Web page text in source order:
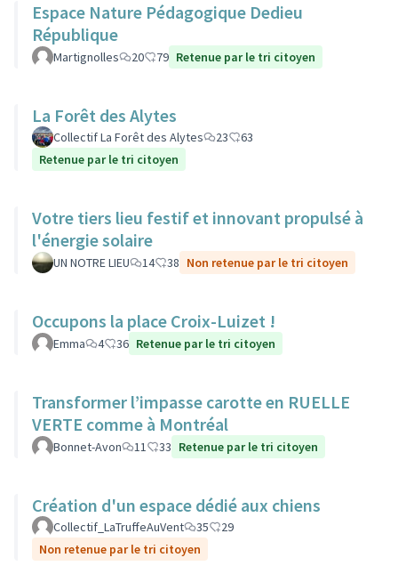
Espace Nature Pédagogique Dedieu
République
Martignolles 20 79 Retenue par le tri citoyen
La Forêt des Alytes
Collectif La Forêt des Alytes 23
63
Retenue par le tri citoyen
Votre tiers lieu festif et innovant propulsé à
l'énergie solaire
UN NOTRE LIEU 14 38 Non retenue par le tri citoyen
Occupons la place Croix-Luizet !
Emma 4 36 Retenue par le tri citoyen
Transformer l’impasse carotte en RUELLE
VERTE comme à Montréal
Bonnet-Avon 11 33 Retenue par le tri citoyen
Création d'un espace dédié aux chiens
Collectif_LaTruffeAuVent 35
29
Non retenue par le tri citoyen